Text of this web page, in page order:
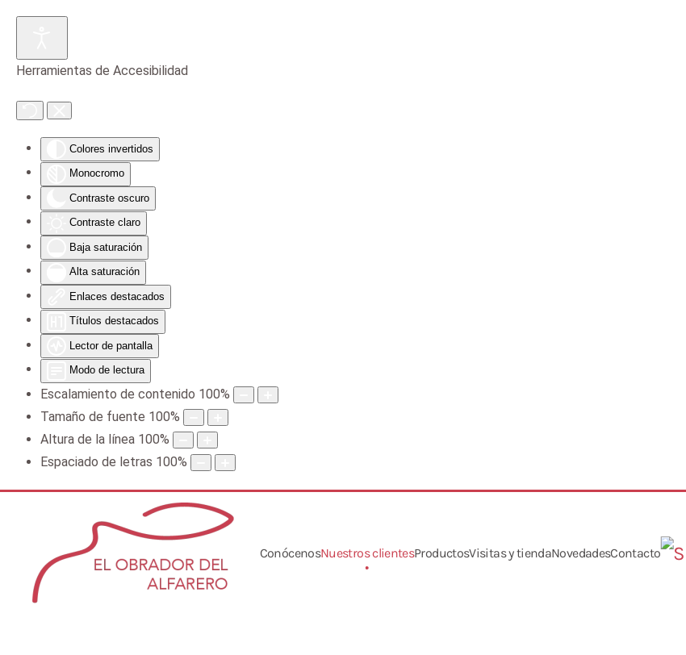
Herramientas de Accesibilidad
Colores invertidos
Monocromo
Contraste oscuro
Contraste claro
Baja saturación
Alta saturación
Enlaces destacados
Títulos destacados
Lector de pantalla
Modo de lectura
Escalamiento de contenido 100%
Tamaño de fuente 100%
Altura de la línea 100%
Espaciado de letras 100%
ConócenosNuestros clientesProductosVisitas y tiendaNovedadesContacto